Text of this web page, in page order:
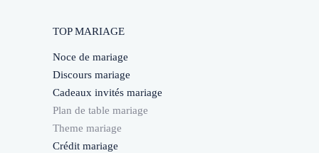
TOP MARIAGE
Noce de mariage
Discours mariage
Cadeaux invités mariage
Plan de table mariage
Theme mariage
Crédit mariage